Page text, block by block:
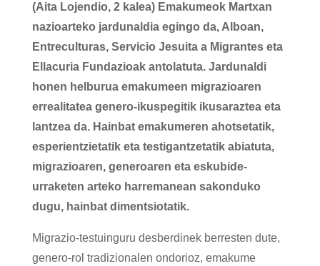
(Aita Lojendio, 2 kalea) Emakumeok Martxan
nazioarteko jardunaldia egingo da, Alboan,
Entreculturas, Servicio Jesuita a Migrantes eta
Ellacuria Fundazioak antolatuta. Jardunaldi
honen helburua emakumeen migrazioaren
errealitatea genero-ikuspegitik ikusaraztea eta
lantzea da. Hainbat emakumeren ahotsetatik,
esperientzietatik eta testigantzetatik abiatuta,
migrazioaren, generoaren eta eskubide-
urraketen arteko harremanean sakonduko
dugu, hainbat dimentsiotatik.
Migrazio-testuinguru desberdinek berresten dute,
genero-rol tradizionalen ondorioz, emakume